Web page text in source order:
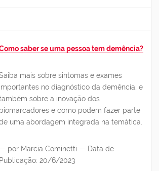
saber se uma pessoa tem demência?
mais sobre sintomas e exames
importantes no diagnóstico da demência, e
sobre a inovação dos
biomarcadores e como podem fazer parte
uma abordagem integrada na temática.
— por Marcia Cominetti — Data de
Publicação: 20/6/2023